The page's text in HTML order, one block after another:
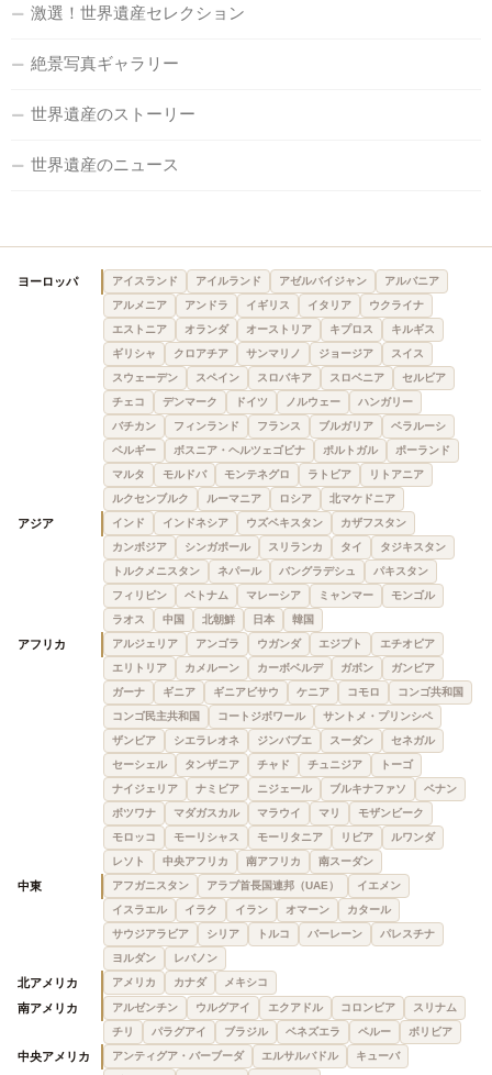
激選！世界遺産セレクション
絶景写真ギャラリー
世界遺産のストーリー
世界遺産のニュース
ヨーロッパ アイスランド アイルランド アゼルバイジャン
アルバニア
アルメニア
アンドラ イギリス イタリア
ウクライナ
エストニア
オランダ オーストリア キプロス
キルギス
ギリシャ
クロアチア サンマリノ ジョージア
スイス
スウェーデン
スペイン スロバキア スロベニア
セルビア
チェコ
デンマーク ドイツ ノルウェー
ハンガリー
バチカン
フィンランド フランス ブルガリア
ベラルーシ
ベルギー
ボスニア・ヘルツェゴビナ ポルトガル
ポーランド
マルタ
モルドバ モンテネグロ ラトビア
リトアニア
ルクセンブルク
ルーマニア ロシア 北マケドニア
アジア インド インドネシア ウズベキスタン
カザフスタン
カンボジア
シンガポール スリランカ タイ
タジキスタン
トルクメニスタン
ネパール バングラデシュ
パキスタン
フィリピン
ベトナム マレーシア ミャンマー
モンゴル
ラオス
中国 北朝鮮 日本 韓国
アフリカ アルジェリア アンゴラ ウガンダ エジプト
エチオピア
エリトリア
カメルーン カーボベルデ ガボン
ガンビア
ガーナ
ギニア ギニアビサウ ケニア コモロ
コンゴ共和国
コンゴ民主共和国
コートジボワール
サントメ・プリンシペ
ザンビア
シエラレオネ ジンバブエ スーダン
セネガル
セーシェル
タンザニア チャド チュニジア
トーゴ
ナイジェリア
ナミビア ニジェール ブルキナファソ
ベナン
ボツワナ
マダガスカル マラウイ マリ
モザンビーク
モロッコ
モーリシャス モーリタニア リビア
ルワンダ
レソト
中央アフリカ 南アフリカ 南スーダン
中東 アフガニスタン アラブ首長国連邦（UAE）
イエメン
イスラエル
イラク イラン オマーン
カタール
サウジアラビア
シリア トルコ バーレーン
パレスチナ
ヨルダン
レバノン
北アメリカ アメリカ カナダ メキシコ
南アメリカ アルゼンチン ウルグアイ エクアドル コロンビア
スリナム
チリ
パラグアイ ブラジル ベネズエラ ペルー ボリビア
中央アメリカ アンティグア・バーブーダ エルサルバドル
キューバ